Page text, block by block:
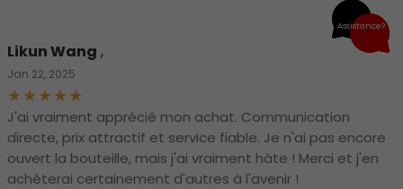
Likun Wang ,
Jan 22, 2025
J'ai vraiment apprécié mon achat. Communication
directe, prix attractif et service fiable. Je n'ai pas encore
ouvert la bouteille, mais j'ai vraiment hâte ! Merci et j'en
achèterai certainement d'autres à l'avenir !
Assistance?